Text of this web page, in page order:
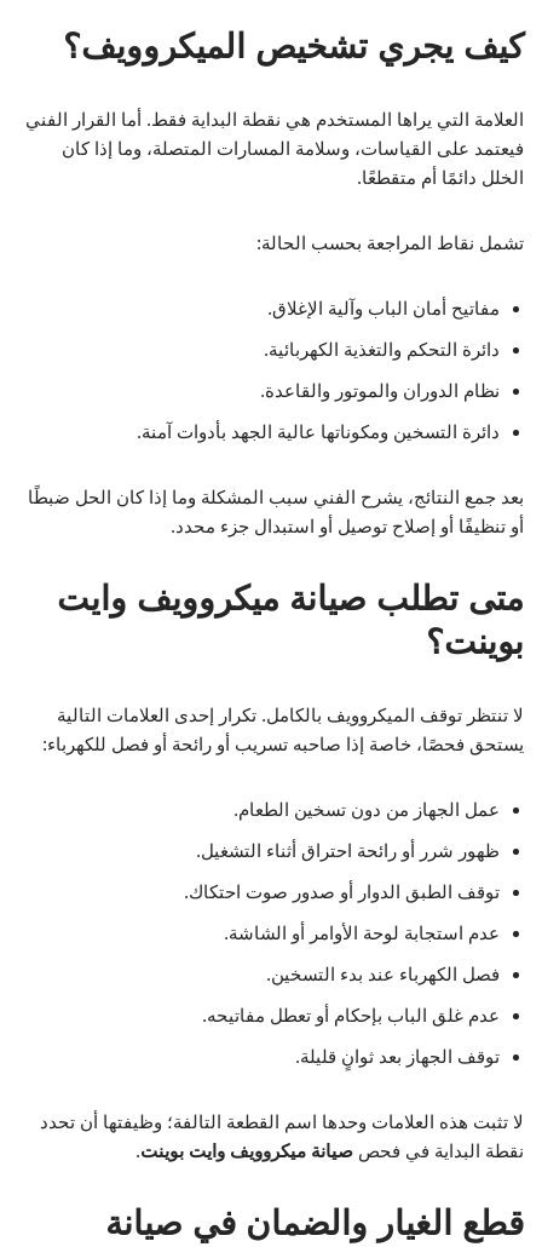
كيف يجري تشخيص الميكروويف؟
العلامة التي يراها المستخدم هي نقطة البداية فقط. أما القرار الفني
فيعتمد على القياسات، وسلامة المسارات المتصلة، وما إذا كان
الخلل دائمًا أم متقطعًا.
تشمل نقاط المراجعة بحسب الحالة:
مفاتيح أمان الباب وآلية الإغلاق.
دائرة التحكم والتغذية الكهربائية.
نظام الدوران والموتور والقاعدة.
دائرة التسخين ومكوناتها عالية الجهد بأدوات آمنة.
بعد جمع النتائج، يشرح الفني سبب المشكلة وما إذا كان الحل ضبطًا
أو تنظيفًا أو إصلاح توصيل أو استبدال جزء محدد.
متى تطلب صيانة ميكروويف وايت
بوينت؟
لا تنتظر توقف الميكروويف بالكامل. تكرار إحدى العلامات التالية
يستحق فحصًا، خاصة إذا صاحبه تسريب أو رائحة أو فصل للكهرباء:
عمل الجهاز من دون تسخين الطعام.
ظهور شرر أو رائحة احتراق أثناء التشغيل.
توقف الطبق الدوار أو صدور صوت احتكاك.
عدم استجابة لوحة الأوامر أو الشاشة.
فصل الكهرباء عند بدء التسخين.
عدم غلق الباب بإحكام أو تعطل مفاتيحه.
توقف الجهاز بعد ثوانٍ قليلة.
لا تثبت هذه العلامات وحدها اسم القطعة التالفة؛ وظيفتها أن تحدد
نقطة البداية في فحص صيانة ميكروويف وايت بوينت.
قطع الغيار والضمان في صيانة